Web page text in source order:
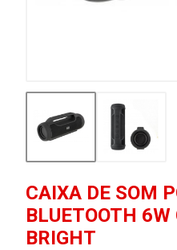
CAIXA DE SOM
BLUETOOTH
BRIGHT